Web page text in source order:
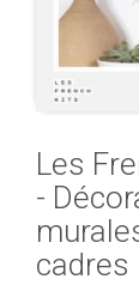
Les
-
cadres